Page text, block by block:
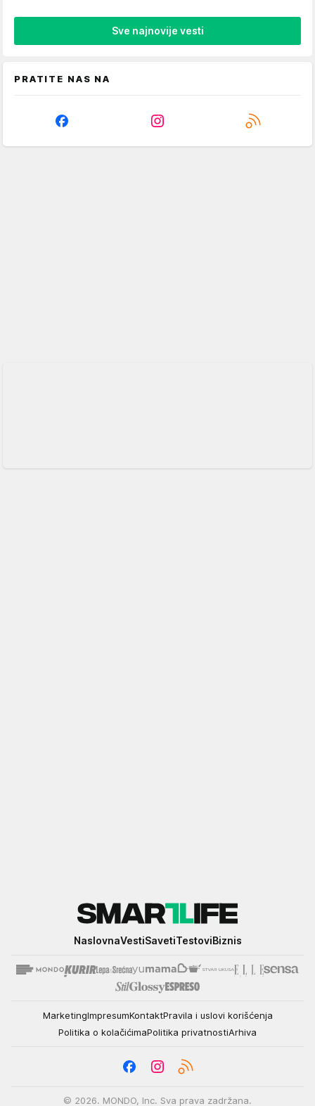
Sve najnovije vesti
PRATITE NAS NA
NaslovnaVestiSavetiTestoviBiznis
MarketingImpresumKontaktPravila i uslovi korišćenja
Politika o kolačićimaPolitika privatnostiArhiva
© 2026. MONDO, Inc. Sva prava zadržana.